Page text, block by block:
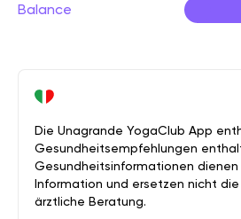
Balance
Die Unagrande YogaClub App
Gesundheitsempfehlungen
Gesundheitsinformationen dienen
Information und ersetzen nicht
ärztliche Beratung.